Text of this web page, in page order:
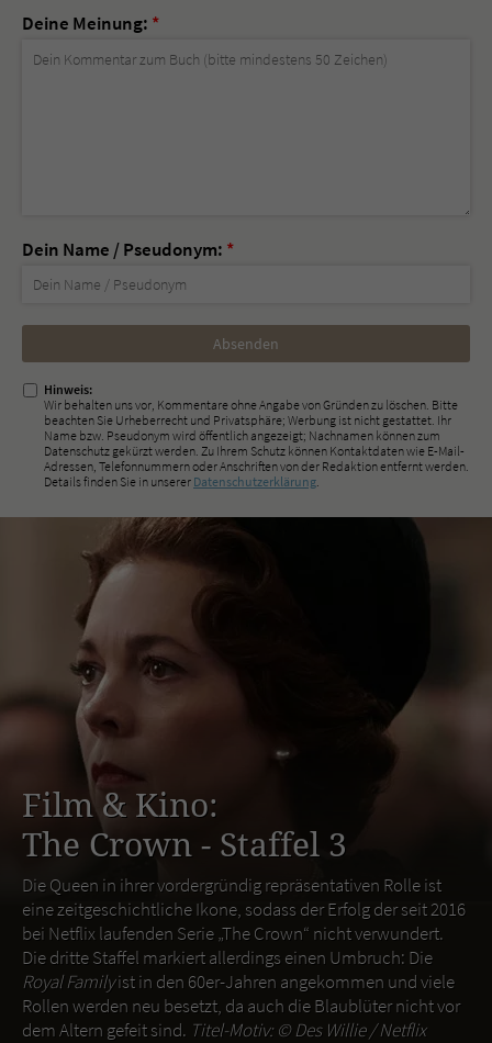
Deine Meinung: *
Dein Name / Pseudonym: *
Nicht
ausfüllen!
Hinweis:
Wir behalten uns vor, Kommentare ohne Angabe von Gründen zu löschen. Bitte
beachten Sie Urheberrecht und Privatsphäre; Werbung ist nicht gestattet. Ihr
Name bzw. Pseudonym wird öffentlich angezeigt; Nachnamen können zum
Datenschutz gekürzt werden. Zu Ihrem Schutz können Kontaktdaten wie E-Mail-
Adressen, Telefonnummern oder Anschriften von der Redaktion entfernt werden.
Details finden Sie in unserer Datenschutzerklärung
Film & Kino:
The Crown - Staffel 3
Die Queen in ihrer vordergründig repräsentativen Rolle ist
eine zeitgeschichtliche Ikone, sodass der Erfolg der seit 2016
bei Netflix laufenden Serie „The Crown“ nicht verwundert.
Die dritte Staffel markiert allerdings einen Umbruch: Die
Royal Familyist in den 60er-Jahren angekommen und viele
Rollen werden neu besetzt, da auch die Blaublüter nicht vor
dem Altern gefeit sind. Titel-Motiv: ©Des Willie / Netflix